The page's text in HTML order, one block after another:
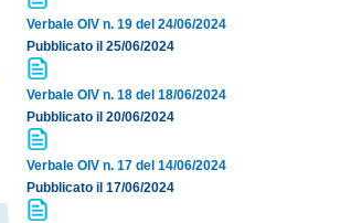
Verbale OIV n. 19 del 24/06/2024
Pubblicato il 25/06/2024
Verbale OIV n. 18 del 18/06/2024
Pubblicato il 20/06/2024
Verbale OIV n. 17 del 14/06/2024
Pubblicato il 17/06/2024